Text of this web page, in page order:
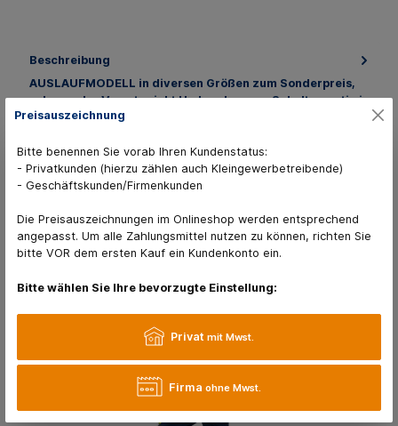
Beschreibung
AUSLAUFMODELL in diversen Größen zum Sonderpreis,
solange der Vorrat reicht Umlegekragen, Schulterpartie in
Front und R…Mehr
Sammelbestellungen
7 Varianten verfügbar
Preisauszeichnung
Bitte benennen Sie vorab Ihren Kundenstatus:
- Privatkunden (hierzu zählen auch Kleingewerbetreibende)
- Geschäftskunden/Firmenkunden
Die Preisauszeichnungen im Onlineshop werden entsprechend
angepasst. Um alle Zahlungsmittel nutzen zu können, richten Sie
bitte VOR dem ersten Kauf ein Kundenkonto ein.
Bitte wählen Sie Ihre bevorzugte Einstellung:
Privat mit Mwst.
Firma ohne Mwst.